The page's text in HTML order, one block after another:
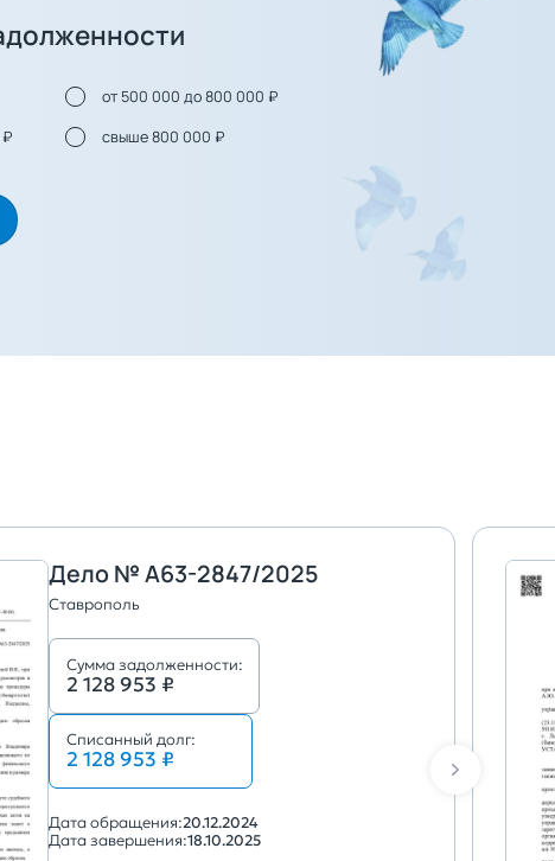
от 500 000 до 800 000 ₽
свыше 800 000 ₽
Дело № А63-2847/2025
Ставрополь
Сумма задолженности:
2 128 953 ₽
Списанный долг:
2 128 953 ₽
Дата обращения:20.12.2024
Дата завершения:18.10.2025